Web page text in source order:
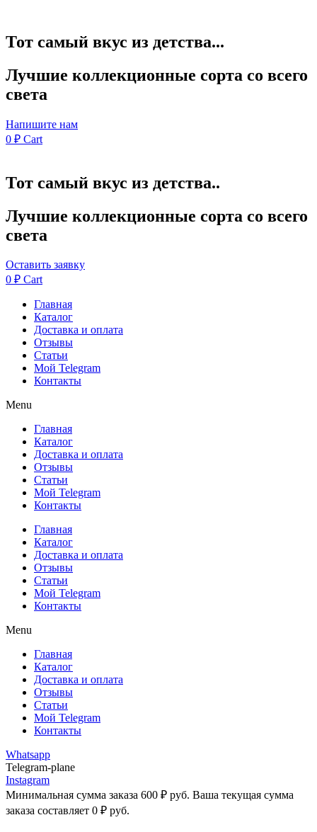
Тот самый вкус из детства...
Лучшие коллекционные сорта со всего
света
Напишите нам
0 ₽ Cart
Тот самый вкус из детства..
Лучшие коллекционные сорта со всего
света
Оставить заявку
0 ₽ Cart
Главная
Каталог
Доставка и оплата
Отзывы
Статьи
Мой Telegram
Контакты
Menu
Главная
Каталог
Доставка и оплата
Отзывы
Статьи
Мой Telegram
Контакты
Главная
Каталог
Доставка и оплата
Отзывы
Статьи
Мой Telegram
Контакты
Menu
Главная
Каталог
Доставка и оплата
Отзывы
Статьи
Мой Telegram
Контакты
Whatsapp
Telegram-plane
Instagram
Минимальная сумма заказа 600 ₽ руб. Ваша текущая сумма
заказа составляет 0 ₽ руб.